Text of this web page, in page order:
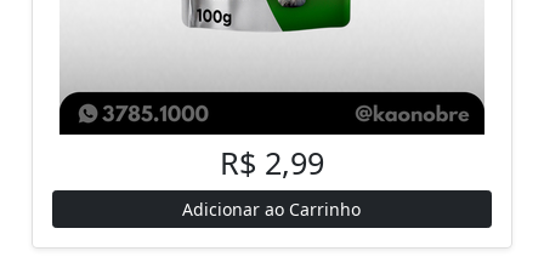
R$ 2,99
Adicionar ao Carrinho